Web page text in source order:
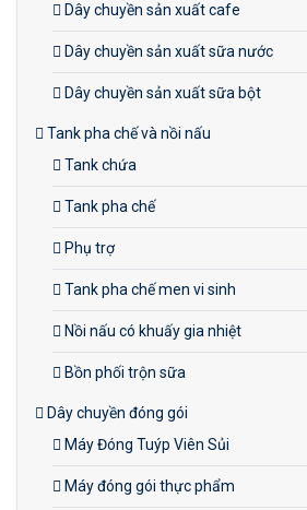
Dây chuyền sản xuất cafe
Dây chuyền sản xuất sữa nước
Dây chuyền sản xuất sữa bột
Tank pha chế và nồi nấu
Tank chứa
Tank pha chế
Phụ trợ
Tank pha chế men vi sinh
Nồi nấu có khuấy gia nhiệt
Bồn phối trộn sữa
Dây chuyền đóng gói
Máy Đóng Tuýp Viên Sủi
Máy đóng gói thực phẩm